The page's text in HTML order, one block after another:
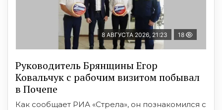
8 АВГУСТА 2026, 21:23 18
Руководитель Брянщины Егор
Ковальчук с рабочим визитом побывал
в Почепе
Как сообщает РИА «Стрела», он познакомился с